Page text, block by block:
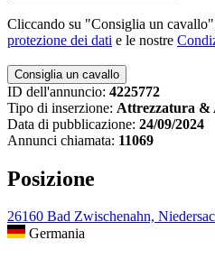
Cliccando su "Consiglia un
protezione dei dati e le nostre
ID dell'annuncio: 4225772
Tipo di inserzione: Attrezzatura &
Data di pubblicazione: 24/09/2024
Annunci chiamata: 11069
Posizione
26160 Bad Zwischenahn,
Germania